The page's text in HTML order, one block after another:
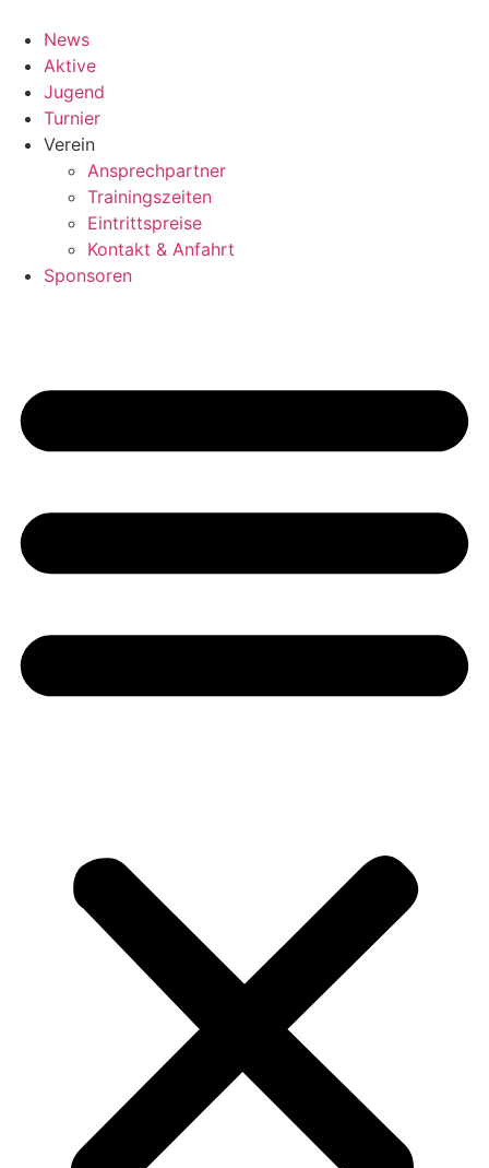
Inhalt
springen
News
Aktive
Jugend
Turnier
Verein
Ansprechpartner
Trainingszeiten
Eintrittspreise
Kontakt & Anfahrt
Sponsoren